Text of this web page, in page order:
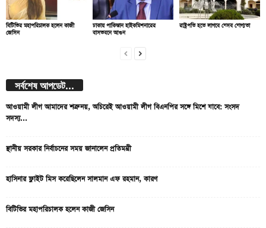
বিটিভির মহাপরিচালক হলেন কাজী
জেসিন
ঢাকায় পাকিস্তান হাইকমিশনারের
বাসভবনে আগুন
রাষ্ট্রপতি হতে লাগবে যেসব যোগ্যতা
সর্বশেষ আপডেট...
আওয়ামী লীগ আমাদের শত্রু নয়, অচিরেই আওয়ামী লীগ বিএনপির সঙ্গে মিশে যাবে: সংসদ
সদস্য...
স্থানীয় সরকার নির্বাচনের সময় জানালেন প্রতিমন্ত্রী
হাসিনার ফ্লাইট মিস করেছিলেন সালমান এফ রহমান, কারণ
বিটিভির মহাপরিচালক হলেন কাজী জেসিন